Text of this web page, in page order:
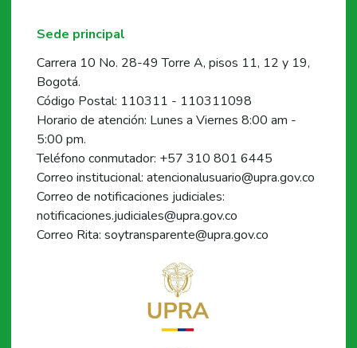
Sede principal
Carrera 10 No. 28-49 Torre A, pisos 11, 12 y 19,
Bogotá.
Código Postal: 110311 - 110311098
Horario de atención: Lunes a Viernes 8:00 am -
5:00 pm.
Teléfono conmutador: +57 310 801 6445
Correo institucional: atencionalusuario@upra.gov.co
Correo de notificaciones judiciales:
notificaciones.judiciales@upra.gov.co
Correo Rita: soytransparente@upra.gov.co